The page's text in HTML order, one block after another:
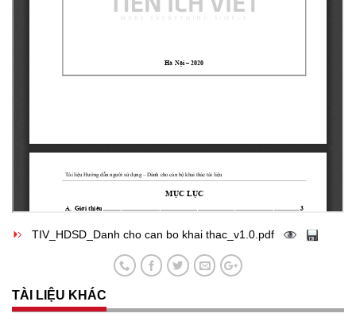
TIV_HDSD_Danh cho can bo khai thac_v1.0.pdf
TÀI LIỆU KHÁC